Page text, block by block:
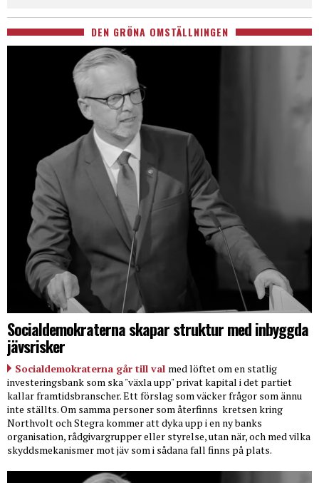
DEN GRÖNA OMSTÄLLNINGEN
Socialdemokraterna skapar struktur med inbyggda
jävsrisker
Socialdemokraterna går till val med löftet om en statlig
investeringsbank som ska "växla upp" privat kapital i det partiet
kallar framtidsbranscher. Ett förslag som väcker frågor som ännu
inte ställts. Om samma personer som återfinns kretsen kring
Northvolt och Stegra kommer att dyka upp i en ny banks
organisation, rådgivargrupper eller styrelse, utan när, och med vilka
skyddsmekanismer mot jäv som i sådana fall finns på plats.